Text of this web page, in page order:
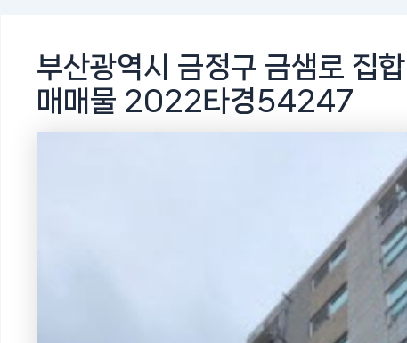
부산광역시 금정구 금샘로 집
매매물 2022타경54247